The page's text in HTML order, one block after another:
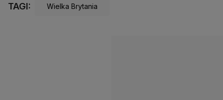
TAGI: Wielka Brytania